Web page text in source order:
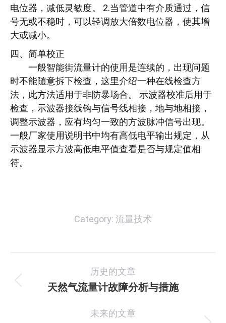
电位器，减低灵敏度。 2.当管道中有介质通过，信
号无或不稳时，可以轻调放大倍数电位器，使其增
大或减小。
四、简单校正
一般智能街流量计的使用是连续的，出现问题
时不能随意拆下检查，这里介绍一种在线检查方
法，此方法适用于非防暴场合。 示波器校准后用于
检查，示波器接线钩与信号线相接，地与地相接，
调整示波器，应有均匀一致的方波脉冲信号出现。
一般厂家使用说明书中均有高低电平输出规定，从
示波器显示方波高低电平值查看是否与规定值相
符。
Category: 流量技术
章
历史的文章
历
的
天然气流量计故障分析与措施
未来的文章